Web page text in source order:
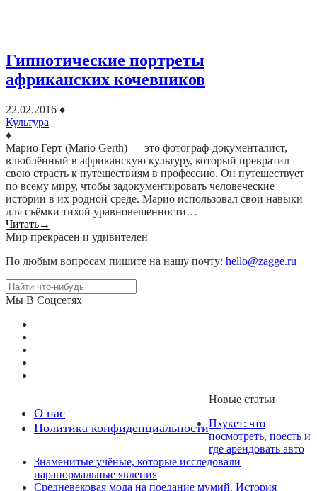
Гипнотические портреты
африканских кочевников
22.02.2016 ♦
Культура
♦
Марио Герт (Mario Gerth) — это фотограф-документалист,
влюблённый в африканскую культуру, который превратил
свою страсть к путешествиям в профессию. Он путешествует
по всему миру, чтобы задокументировать человеческие
истории в их родной среде. Марио использовал свои навыки
для съёмки тихой уравновешенности…
Читать→
Мир прекрасен и удивителен
По любым вопросам пишите на нашу почту: hello@zagge.ru
Мы В Соцсетях
О нас
Политика конфиденциальности
Новые статьи
Пхукет: что
посмотреть, поесть и
где арендовать авто
Знаменитые учёные, которые исследовали
паранормальные явления
Средневековая мода на поедание мумий. История